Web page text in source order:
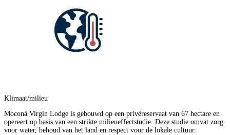
Klimaat/milieu
Moconá Virgin Lodge is gebouwd op een privéreservaat van 67 hectare en
opereert op basis van een strikte milieueffectstudie. Deze studie omvat zorg
voor water, behoud van het land en respect voor de lokale cultuur.